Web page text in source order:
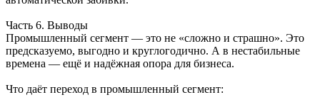
Часть 6. Выводы
Промышленный сегмент — это не «сложно и страшно». Это
предсказуемо, выгодно и круглогодично. А в нестабильные
времена — ещё и надёжная опора для бизнеса.
Что даёт переход в промышленный сегмент: